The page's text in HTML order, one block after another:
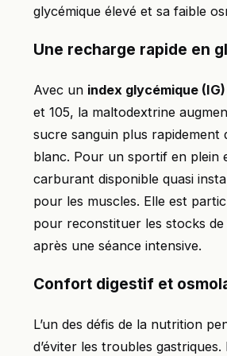
glycémique élevé et sa faible
Une recharge rapide en
Avec un index glycémique (IG)
et 105, la maltodextrine
sucre sanguin plus rapidement
blanc. Pour un sportif en plein
carburant disponible quasi
pour les muscles. Elle est
pour reconstituer les stocks de
après une séance intensive.
Confort digestif et
L’un des défis de la nutrition
d’éviter les troubles gastriques.